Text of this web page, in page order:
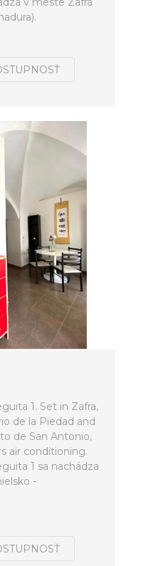
1. Set in Zafra,
de la Piedad and
de San Antonio,
air conditioning.
1 sa nachádza
-